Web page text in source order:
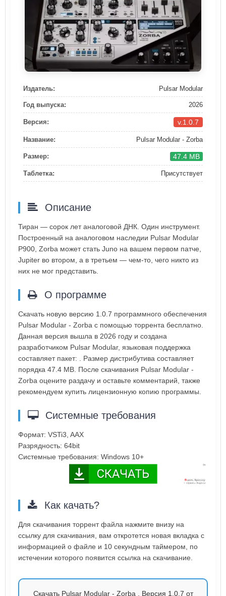
Издатель: Pulsar Modular
Год выпуска: 2026
Версия: v.1.0.7
Название: Pulsar Modular - Zorba
Размер: 47.4 MB
Таблетка: Присутствует
Описание
Тиран — сорок лет аналоговой ДНК. Один инструмент.
Построенный на аналоговом наследии Pulsar Modular
P900, Zorba может стать Juno на вашем первом патче,
Jupiter во втором, а в третьем — чем-то, чего никто из
них не мог представить.
О программе
Скачать новую версию 1.0.7 программного обеспечения
Pulsar Modular - Zorba с помощью торрента бесплатно.
Данная версия вышла в 2026 году и создана
разработчиком Pulsar Modular, языковая поддержка
составляет пакет: . Размер дистрибутива составляет
порядка 47.4 MB. После скачивания Pulsar Modular -
Zorba оцените раздачу и оставьте комментарий, также
рекомендуем купить лицензионную копию программы.
Системные требования
Формат: VSTi3, AAX
Разрядность: 64bit
Системные требования: Windows 10+
Как качать?
Для скачивания торрент файла нажмите внизу на
ссылку для скачивания, вам откротется новая вкладка с
информацией о файле и 10 секундным таймером, по
истечении которого появится ссылка на скачивание.
Скачать Pulsar Modular - Zorba . Версия 1.0.7 от